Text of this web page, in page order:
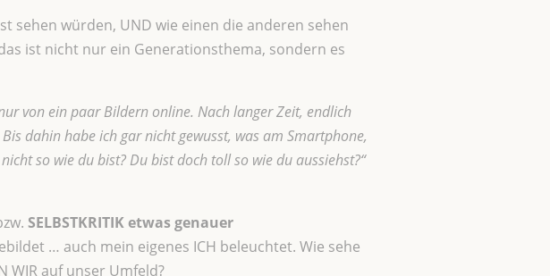
sehen würden, UND wie einen die anderen sehen
ist nicht nur ein Generationsthema, sondern es
von ein paar Bildern online. Nach langer Zeit, endlich
dahin habe ich gar nicht gewusst, was am Smartphone,
so wie du bist? Du bist doch toll so wie du aussiehst?“
SELBSTKRITIK etwas genauer
… auch mein eigenes ICH beleuchtet. Wie sehe
WIR auf unser Umfeld?